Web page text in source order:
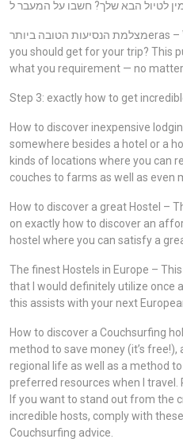
מצלמת הנסיעות הטובה ביותרeras – Wondering what type of camera
you should get for your trip? This
what you requirement — no
Step 3: exactly how to get
How to discover inexpensive
somewhere besides a hotel or a
kinds of locations where you can
couches to farms as well as even
How to discover a great Hostel –
on exactly how to discover an
hostel where you can satisfy a
The finest Hostels in Europe –
that I would definitely utilize once
this assists with your next
How to discover a Couchsurfing
method to save money (it’s
regional life as well as a method
preferred resources when I travel.
If you want to stand out from the
incredible hosts, comply with
Couchsurfing advice.